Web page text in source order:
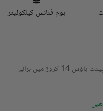
ہوم فنانس کیلکولیٹر
شہید ملت روڈ کراچی میں 2.22 کنال پینٹ ہاؤس 14 کروڑ میں برائے